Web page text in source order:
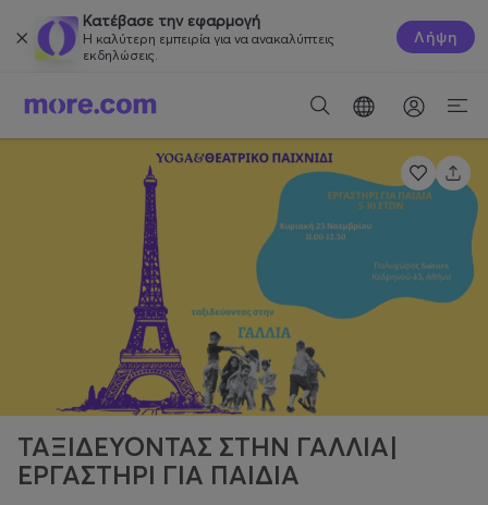
Κατέβασε την εφαρμογή
Η καλύτερη εμπειρία για να ανακαλύπτεις
εκδηλώσεις.
Λήψη
ΤΑΞΙΔΕΥΟΝΤΑΣ ΣΤΗΝ ΓΑΛΛΙΑ|
ΕΡΓΑΣΤΗΡΙ ΓΙΑ ΠΑΙΔΙΑ